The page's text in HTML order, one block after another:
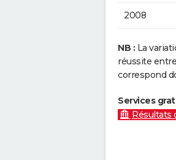
2008
NB : La
réussite
correspond
Services
Résultats